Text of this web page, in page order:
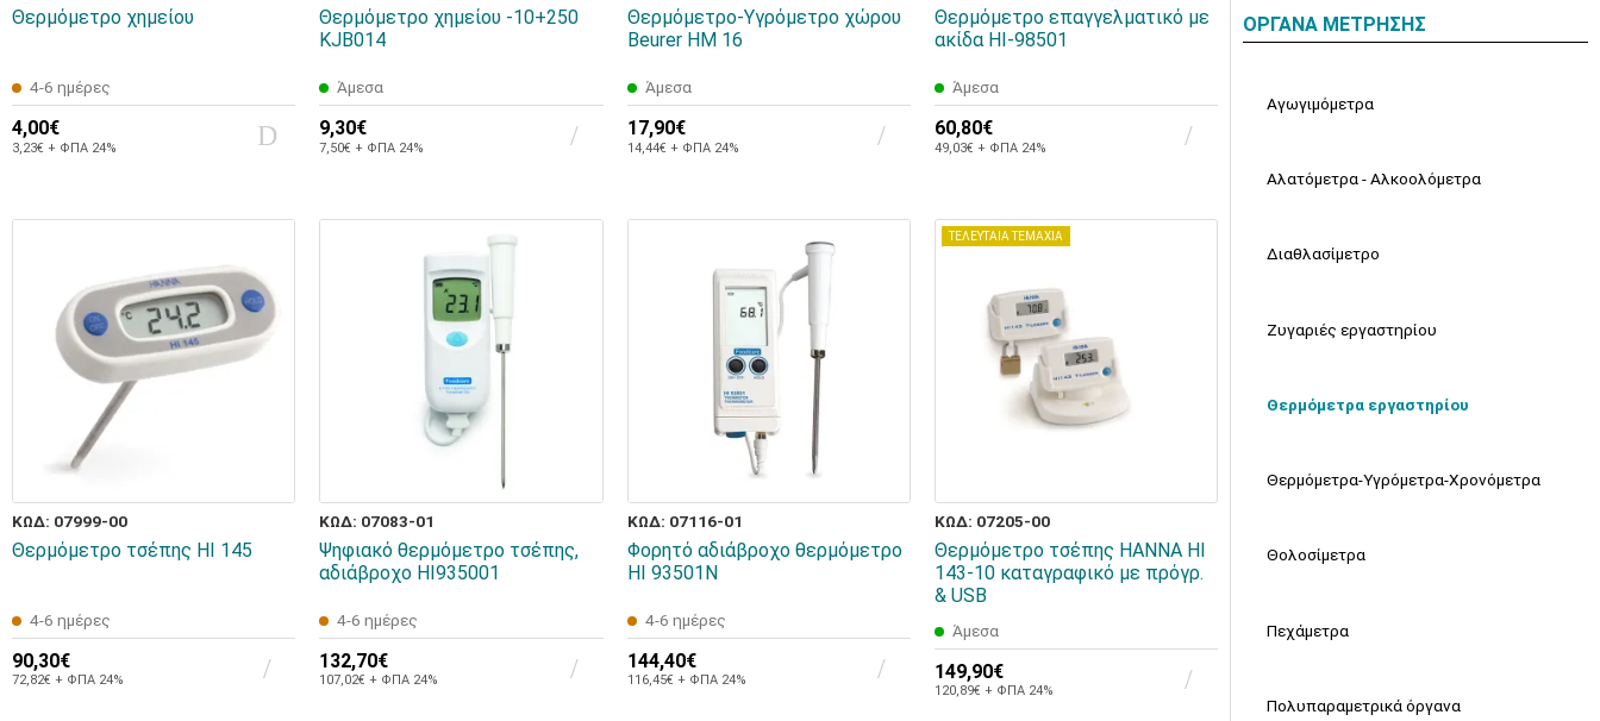
Θερμόμετρο χημείου
4-6 ημέρες
4,00€
3,23€ + ΦΠΑ 24%
Θερμόμετρο χημείου -10+250
KJB014
Άμεσα
9,30€
7,50€ + ΦΠΑ 24%
Θερμόμετρο-Υγρόμετρο χώρου
Beurer HM 16
Άμεσα
17,90€
14,44€ + ΦΠΑ 24%
Θερμόμετρο επαγγελματικό με
ακίδα HI-98501
Άμεσα
60,80€
49,03€ + ΦΠΑ 24%
ΚΩΔ: 07999-00
Θερμόμετρο τσέπης HI 145
4-6 ημέρες
90,30€
72,82€ + ΦΠΑ 24%
ΚΩΔ: 07083-01
Ψηφιακό θερμόμετρο τσέπης,
αδιάβροχο HI935001
4-6 ημέρες
132,70€
107,02€ + ΦΠΑ 24%
ΚΩΔ: 07116-01
Φορητό αδιάβροχο θερμόμετρο
HI 93501N
4-6 ημέρες
144,40€
116,45€ + ΦΠΑ 24%
ΤΕΛΕΥΤΑΙΑ ΤΕΜΑΧΙΑ
ΚΩΔ: 07205-00
Θερμόμετρο τσέπης HANNA HI
143-10 καταγραφικό με πρόγρ.
& USB
Άμεσα
149,90€
120,89€ + ΦΠΑ 24%
ΟΡΓΑΝΑ ΜΕΤΡΗΣΗΣ
Αγωγιμόμετρα
Αλατόμετρα - Αλκοολόμετρα
Διαθλασίμετρο
Ζυγαριές εργαστηρίου
Θερμόμετρα εργαστηρίου
Θερμόμετρα-Υγρόμετρα-Χρονόμετρα
Θολοσίμετρα
Πεχάμετρα
Πολυπαραμετρικά όργανα